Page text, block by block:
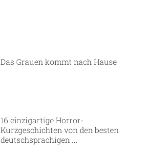
Das Grauen kommt nach Hause
16 einzigartige Horror-
Kurzgeschichten von den besten
deutschsprachigen ...